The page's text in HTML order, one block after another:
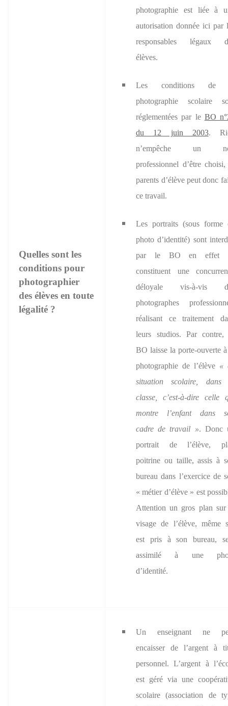
Quelles sont les
conditions pour
photographier
des élèves en toute
légalité ?
photographie est liée à
autorisation donnée ici par
responsables légaux
élèves.
Les conditions de
photographie scolaire
réglementées par le BO
du 12 juin 2003.
n’empêche un
professionnel d’être
parents d’élève peut donc
ce travail.
Les portraits (sous forme
photo d’identité) sont
par le BO en effet
constituent une
déloyale vis-à-vis
photographes
réalisant ce traitement
leurs studios. Par contre,
BO laisse la porte-ouverte
photographie de l’élève «
situation scolaire, dans
classe, c’est-à-dire celle
montre l’enfant dans
cadre de travail ». Donc
portrait de l’élève,
poitrine ou taille, assis à
bureau dans l’exercice de
« métier d’élève » est
Attention un gros plan
visage de l’élève, même
est pris à son bureau,
assimilé à une
d’identité.
Un enseignant ne
encaisser de l’argent à
personnel. L’argent à
est géré via une
scolaire (association de